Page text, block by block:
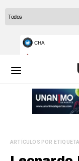
ARTÍCULOS POR ETIQUETA